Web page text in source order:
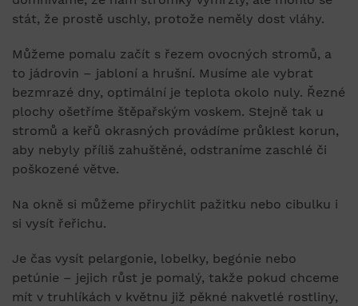
stát, že prostě uschly, protože neměly dost vláhy.
Můžeme pomalu začít s řezem ovocných stromů, a
to jádrovin – jabloní a hrušní. Musíme ale vybrat
bezmrazé dny, optimální je teplota okolo nuly. Řezné
plochy ošetříme štěpařským voskem. Stejně tak u
stromů a keřů okrasných provádíme průklest korun,
aby nebyly příliš zahuštěné, odstraníme zaschlé či
poškozené větve.
Na okně si můžeme přirychlit pažitku nebo cibulku i
si vysít řeřichu.
Je čas vysít pelargonie, lobelky, begónie nebo
petúnie – jejich růst je pomalý, takže pokud chceme
mít v truhlíkách v květnu již pěkné nakvetlé rostliny,